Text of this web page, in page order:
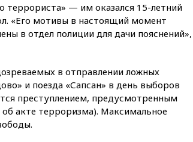
16:16 Беспилотник взорвался
вблизи газопровода в
Болгарии
мирный житель
14:54В Аргентине умер отец
футболиста Лионеля Месси
Турция ограничила
террориста» — им оказался 15-летний
«Его мотивы в настоящий момент
в отдел полиции для дачи пояснений»,
в отправлении ложных
и поезда «Сапсан» в день выборов
преступлением, предусмотренным
акте терроризма). Максимальное